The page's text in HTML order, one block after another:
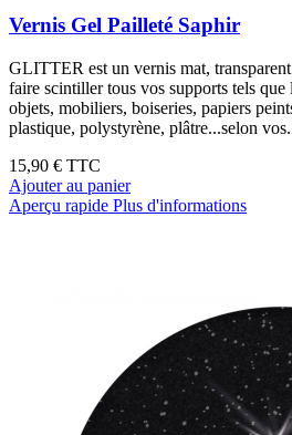
Vernis Gel Pailleté Saphir
GLITTER est un vernis mat,
faire scintiller tous vos supports tels que
objets, mobiliers, boiseries, papiers
plastique, polystyrène, plâtre...selon
15,90 € TTC
Ajouter au panier
Aperçu rapide Plus d'informations